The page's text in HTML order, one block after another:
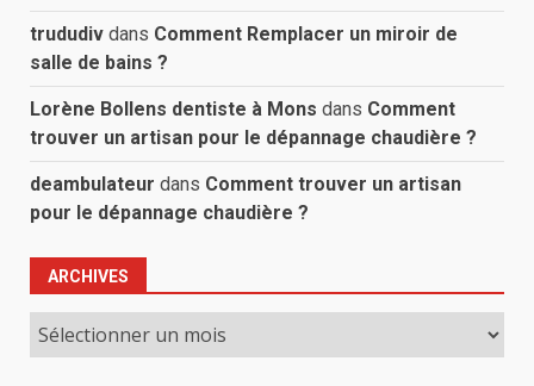
trududiv dans Comment Remplacer un miroir de
salle de bains ?
Lorène Bollens dentiste à Mons dans Comment
trouver un artisan pour le dépannage chaudière ?
deambulateur dans Comment trouver un artisan
pour le dépannage chaudière ?
ARCHIVES
Archives